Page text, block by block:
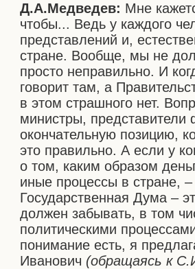
Д.А.Медведев: Мне
чтобы... Ведь у каждого
представлений и,
стране. Вообще, мы не
просто неправильно. И
говорит там, а
в этом страшного нет.
министры, представители
окончательную позицию,
это правильно. А если у
о том, каким образом
иные процессы в стране,
Государственная Дума –
должен забывать, в том
политическими
понимание есть, я
Иванович (обращаясь к